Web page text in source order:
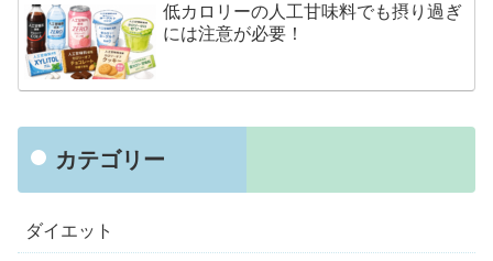
低カロリーの人工甘味料でも摂り過ぎ
には注意が必要！
カテゴリー
ダイエット